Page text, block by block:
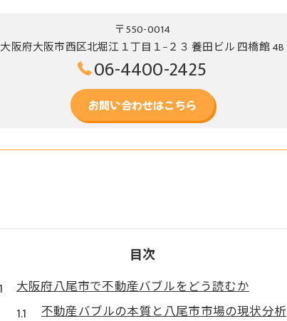
〒550-0014
大阪府大阪市西区北堀江１丁目１−２３ 養田ビル 四橋館 4B
06-4400-2425
お問い合わせはこちら
目次
大阪府八尾市で不動産バブルをどう読むか
不動産バブルの本質と八尾市市場の現状分析